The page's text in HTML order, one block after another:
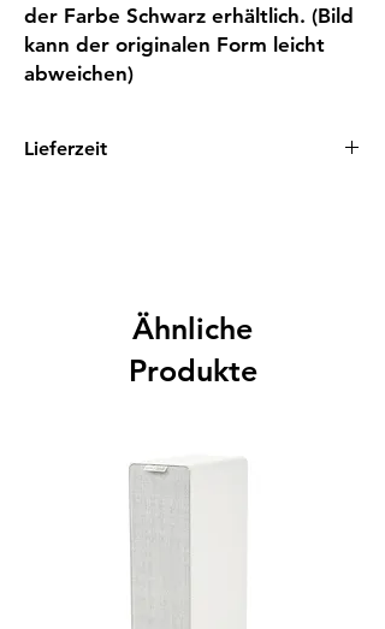
der Farbe Schwarz erhältlich. (Bild
kann der originalen Form leicht
abweichen)
Lieferzeit
Ähnliche
Produkte